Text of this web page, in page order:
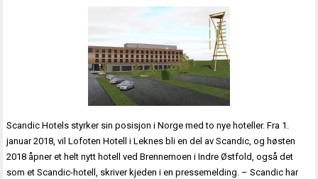
Scandic Hotels styrker sin posisjon i Norge med to nye hoteller. Fra 1.
januar 2018, vil Lofoten Hotell i Leknes bli en del av Scandic, og høsten
2018 åpner et helt nytt hotell ved Brennemoen i Indre Østfold, også det
som et Scandic-hotell, skriver kjeden i en pressemelding. – Scandic har